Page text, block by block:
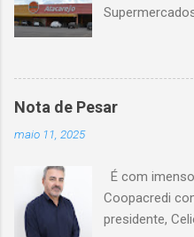
o braço
milhões,
Guimarães,
a aquisição,
unidade seja
Nota de Pesar
maio 11, 2025
É com
Coopacredi
presidente,